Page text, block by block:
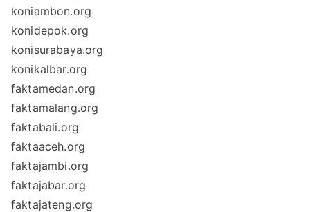
koniambon.org
konidepok.org
konisurabaya.org
konikalbar.org
faktamedan.org
faktamalang.org
faktabali.org
faktaaceh.org
faktajambi.org
faktajabar.org
faktajateng.org